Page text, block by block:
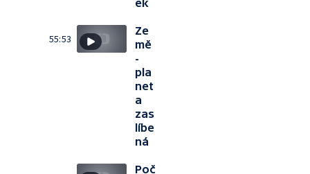
55:53
Ze
mě
-
pla
net
a
zas
líbe
ná
Poč